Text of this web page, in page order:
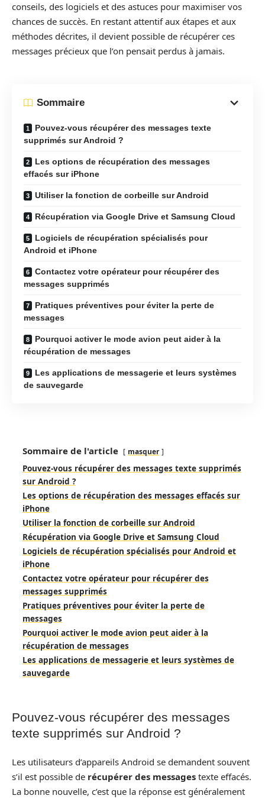
conseils, des logiciels et des astuces pour maximiser vos
chances de succès. En restant attentif aux étapes et aux
méthodes décrites, il devient possible de récupérer ces
messages précieux que l’on pensait perdus à jamais.
Sommaire
Pouvez-vous récupérer des messages texte
supprimés sur Android ?
Les options de récupération des messages
effacés sur iPhone
Utiliser la fonction de corbeille sur Android
Récupération via Google Drive et Samsung Cloud
Logiciels de récupération spécialisés pour
Android et iPhone
Contactez votre opérateur pour récupérer des
messages supprimés
Pratiques préventives pour éviter la perte de
messages
Pourquoi activer le mode avion peut aider à la
récupération de messages
Les applications de messagerie et leurs systèmes
de sauvegarde
Sommaire de l'article masquer
Pouvez-vous récupérer des messages texte supprimés
sur Android ?
Les options de récupération des messages effacés sur
iPhone
Utiliser la fonction de corbeille sur Android
Récupération via Google Drive et Samsung Cloud
Logiciels de récupération spécialisés pour Android et
iPhone
Contactez votre opérateur pour récupérer des
messages supprimés
Pratiques préventives pour éviter la perte de
messages
Pourquoi activer le mode avion peut aider à la
récupération de messages
Les applications de messagerie et leurs systèmes de
sauvegarde
Pouvez-vous récupérer des messages
texte supprimés sur Android ?
Les utilisateurs d’appareils Android se demandent souvent
s’il est possible de récupérer des messages texte effacés.
La bonne nouvelle, c’est que la réponse est généralement